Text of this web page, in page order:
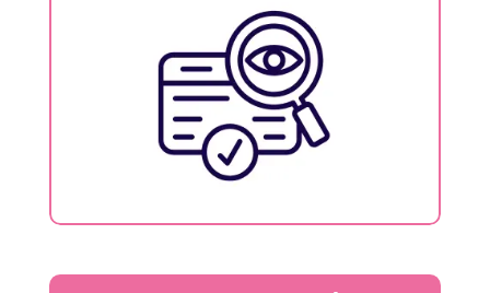
Nous formons et accompagnons
l’excellence.